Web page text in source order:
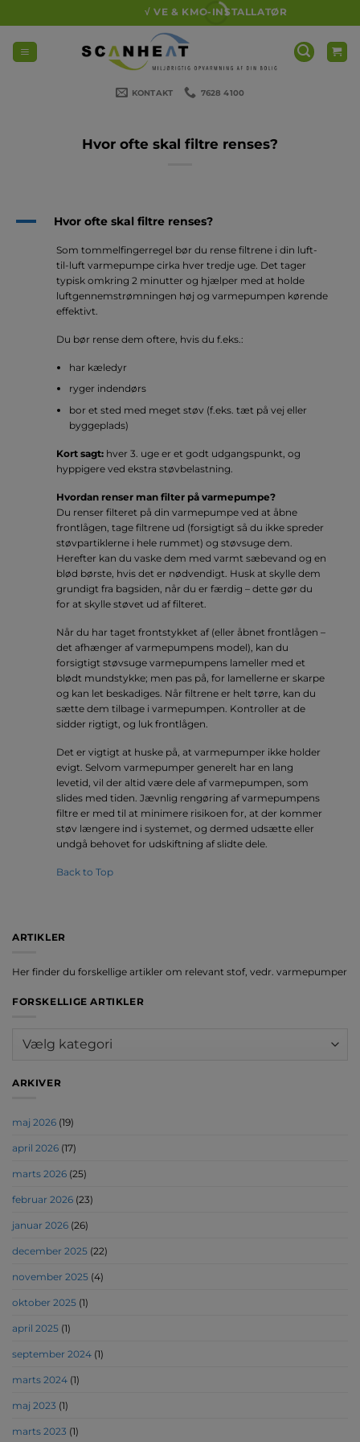
√ VE & KMO-INSTALLATØR
KONTAKT 7628 4100
Hvor ofte skal filtre renses?
A Hvor ofte skal filtre renses?
Som tommelfingerregel bør du rense filtrene i din luft-
til-luft varmepumpe cirka hver tredje uge. Det tager
typisk omkring 2 minutter og hjælper med at holde
luftgennemstrømningen høj og varmepumpen kørende
effektivt.
Du bør rense dem oftere, hvis du f.eks.:
har kæledyr
ryger indendørs
bor et sted med meget støv (f.eks. tæt på vej eller
byggeplads)
Kort sagt: hver 3. uge er et godt udgangspunkt, og
hyppigere ved ekstra støvbelastning.
Hvordan renser man filter på varmepumpe?
Du renser filteret på din varmepumpe ved at åbne
frontlågen, tage filtrene ud (forsigtigt så du ikke spreder
støvpartiklerne i hele rummet) og støvsuge dem.
Herefter kan du vaske dem med varmt sæbevand og en
blød børste, hvis det er nødvendigt. Husk at skylle dem
grundigt fra bagsiden, når du er færdig – dette gør du
for at skylle støvet ud af filteret.
Når du har taget frontstykket af (eller åbnet frontlågen –
det afhænger af varmepumpens model), kan du
forsigtigt støvsuge varmepumpens lameller med et
blødt mundstykke; men pas på, for lamellerne er skarpe
og kan let beskadiges. Når filtrene er helt tørre, kan du
sætte dem tilbage i varmepumpen. Kontroller at de
sidder rigtigt, og luk frontlågen.
Det er vigtigt at huske på, at varmepumper ikke holder
evigt. Selvom varmepumper generelt har en lang
levetid, vil der altid være dele af varmepumpen, som
slides med tiden. Jævnlig rengøring af varmepumpens
filtre er med til at minimere risikoen for, at der kommer
støv længere ind i systemet, og dermed udsætte eller
undgå behovet for udskiftning af slidte dele.
Back to Top
ARTIKLER
Her finder du forskellige artikler om relevant stof, vedr. varmepumper
FORSKELLIGE ARTIKLER
artikler
ARKIVER
maj 2026 (19)
april 2026 (17)
marts 2026 (25)
februar 2026 (23)
januar 2026 (26)
december 2025 (22)
november 2025 (4)
oktober 2025 (1)
april 2025 (1)
september 2024 (1)
marts 2024 (1)
maj 2023 (1)
marts 2023 (1)